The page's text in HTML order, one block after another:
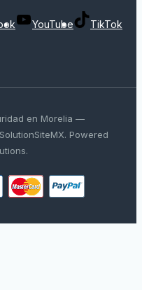
YouTube TikTok
en Morelia —
Powered